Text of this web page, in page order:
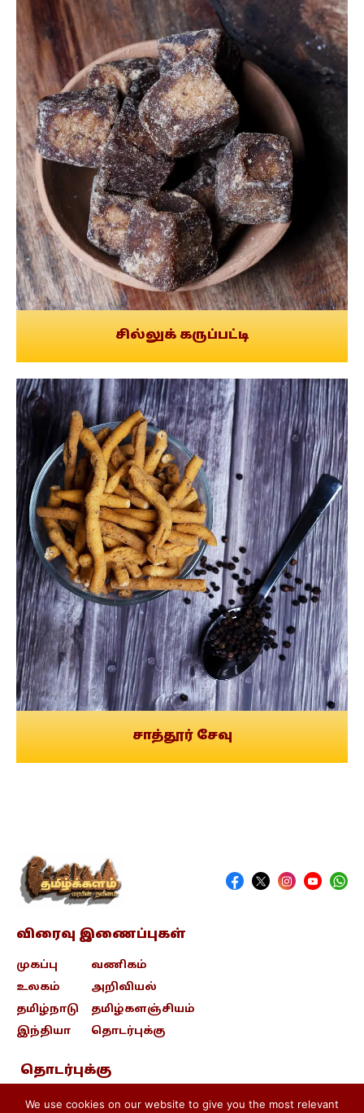
சில்லுக் கருப்பட்டி
சாத்தூர் சேவு
விரைவு இணைப்புகள்
முகப்பு
உலகம்
தமிழ்நாடு
இந்தியா
வணிகம்
அறிவியல்
தமிழ்களஞ்சியம்
தொடர்புக்கு
தொடர்புக்கு
contact@tamizhkalam.com
We use cookies on our website to give you the most relevant